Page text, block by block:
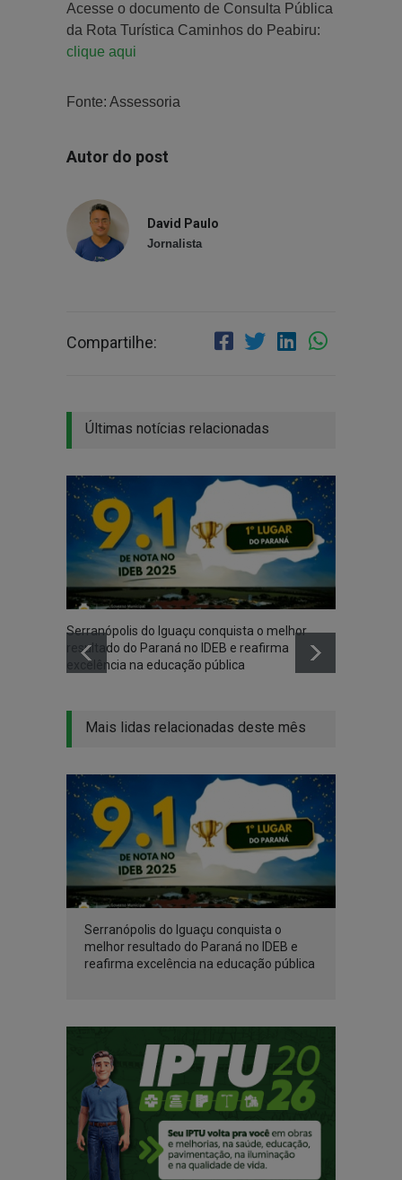
Acesse o documento de Consulta Pública
da Rota Turística Caminhos do Peabiru:
clique aqui
Fonte: Assessoria
Autor do post
David Paulo
Jornalista
Compartilhe:
Últimas notícias relacionadas
Serranópolis do Iguaçu conquista o melhor
resultado do Paraná no IDEB e reafirma
excelência na educação pública
Mais lidas relacionadas deste mês
Serranópolis do Iguaçu conquista o
melhor resultado do Paraná no IDEB e
reafirma excelência na educação pública